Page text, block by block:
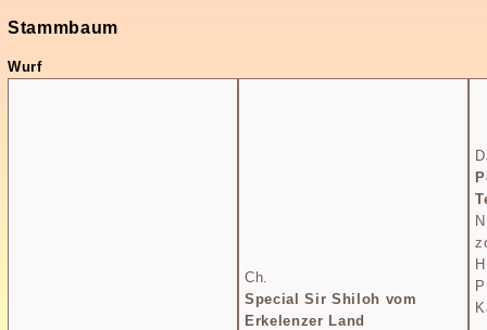
Stammbaum
Wurf
Ch.
Special Sir Shiloh vom
Erkelenzer Land